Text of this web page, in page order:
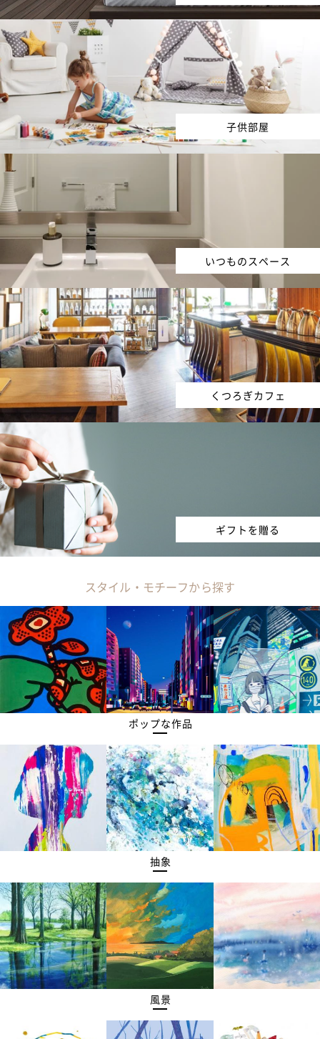
子供部屋
いつものスペース
くつろぎカフェ
ギフトを贈る
スタイル・モチーフから探す
ポップな作品
抽象
風景